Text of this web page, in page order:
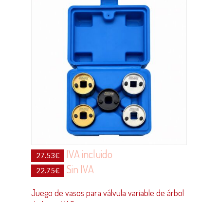
27.53€ IVA incluido
22.75€ Sin IVA
Juego de vasos para válvula variable de árbol